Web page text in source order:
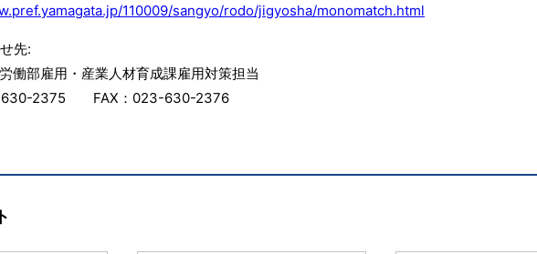
110009/sangyo/rodo/jigyosha/monomatch.html
先:
働部雇用・産業人材育成課雇用対策担当
630-2375 FAX：023-630-2376